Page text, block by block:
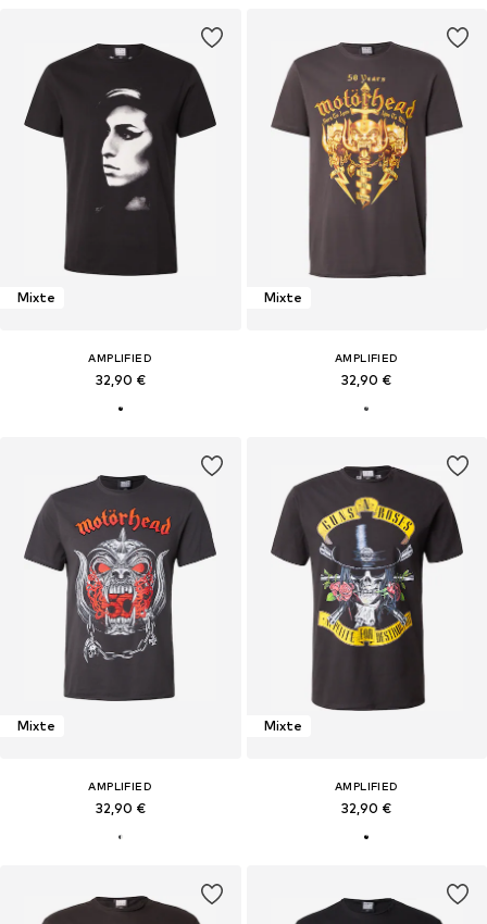
Mixte
AMPLIFIED
32,90 €
Mixte
AMPLIFIED
32,90 €
Mixte
AMPLIFIED
32,90 €
Mixte
AMPLIFIED
32,90 €